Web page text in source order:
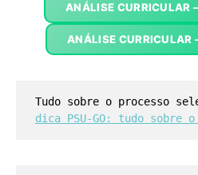
ANÁLISE CURRICULAR
ANÁLISE CURRICULAR
Tudo sobre o processo
dica PSU-GO: tudo sobre